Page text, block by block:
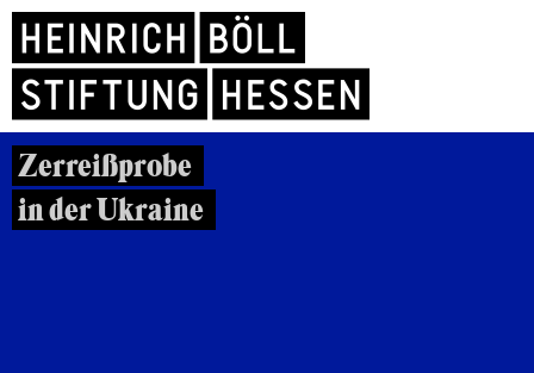
Zerreißprobe
in der Ukraine